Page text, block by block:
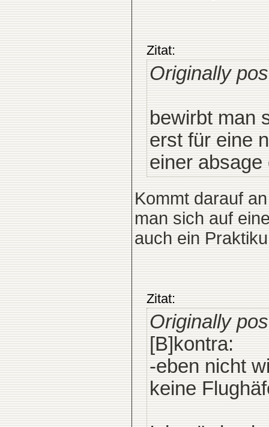
Zitat:
Originally
bewirbt man
erst für eine
einer
Kommt darauf
man sich auf
auch ein
Zitat:
Originally
[B]kontra:
-eben nicht
keine